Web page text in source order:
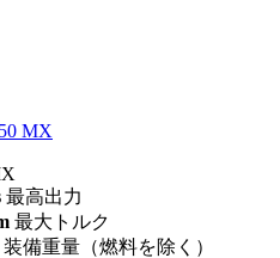
MX
最高出力
最大トルク
装備重量（燃料を除く）